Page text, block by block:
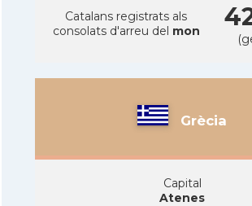
Catalans registrats als
consolats d'arreu del mon
Grècia
Capital
Atenes